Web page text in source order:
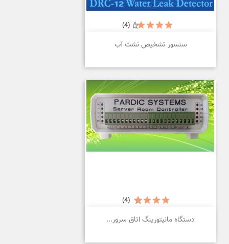
سنسور تشخیص نشت آب
(4)
دستگاه مانیتورینگ اتاق سرور...
(4)